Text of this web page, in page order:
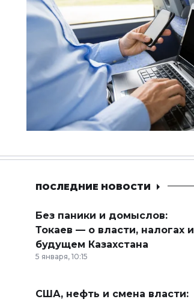
ПОСЛЕДНИЕ НОВОСТИ
Без паники и домыслов:
Токаев — о власти, налогах и
будущем Казахстана
5 января, 10:15
США, нефть и смена власти: